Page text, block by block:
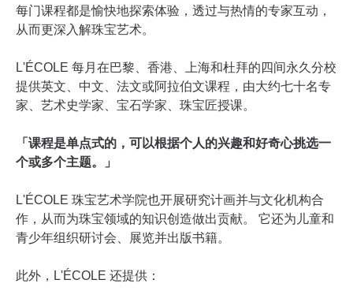
每门课程都是愉快地探索体验，透过与热情的专家互动，
从而更深入解珠宝艺术。
L'ÉCOLE 每月在巴黎、香港、上海和杜拜的四间永久分校
提供英文、中文、法文或阿拉伯文课程，由大约七十名专
家、艺术史学家、宝石学家、珠宝匠授课。
「课程是单点式的，可以根据个人的兴趣和好奇心挑选一
个或多个主题。」
L'ÉCOLE 珠宝艺术学院也开展研究计画并与文化机构合
作，从而为珠宝领域的知识创造做出贡献。 它还为儿童和
青少年组织研讨会、展览并出版书籍。
此外，L'ÉCOLE 还提供：